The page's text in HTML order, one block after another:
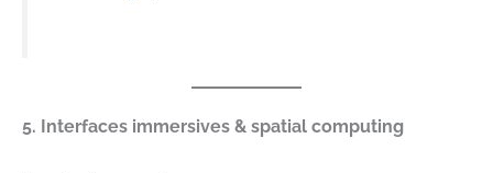
5. Interfaces immersives & spatial computing